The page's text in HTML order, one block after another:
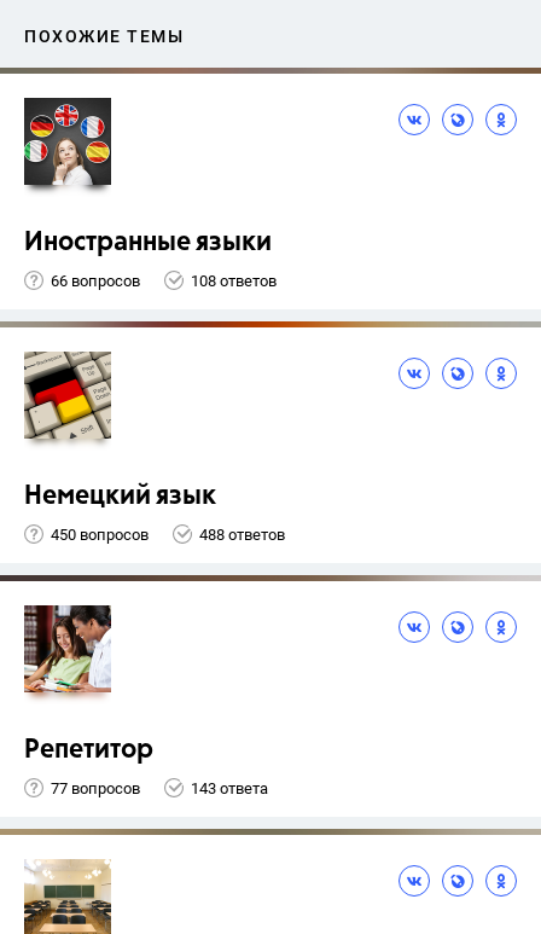
ПОХОЖИЕ ТЕМЫ
Иностранные языки
66 вопросов 108 ответов
Немецкий язык
450 вопросов 488 ответов
Репетитор
77 вопросов 143 ответа